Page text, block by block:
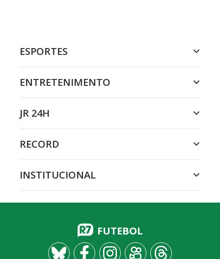
ESPORTES
ENTRETENIMENTO
JR 24H
RECORD
INSTITUCIONAL
FUTEBOL